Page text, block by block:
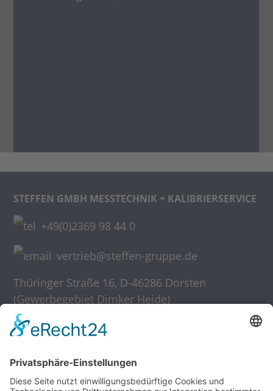
STEFFEN GMBH MESSTECHNIK + KALIBRIERSERVICE
+49(0)2369 98 44 0
vertrieb@steffen-gruppe.de
Thüringer Straße 16, D-46286 Dorsten
(Gewerbegebiet Dimker Heide)
Home
Ansprechpartner, Kontakt
Downloads